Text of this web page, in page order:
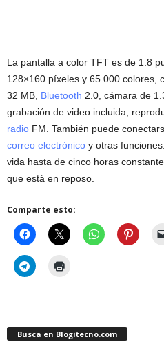
La pantalla a color TFT es de 1.8
128×160 píxeles y 65.000 colores,
32 MB, Bluetooth 2.0, cámara de
grabación de video incluida,
radio FM. También puede
correo electrónico y otras
vida hasta de cinco horas
que está en reposo.
Comparte esto:
Busca en Blogitecno.com